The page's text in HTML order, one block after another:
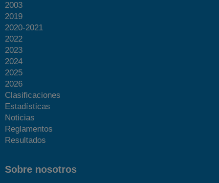
2003
2019
2020-2021
2022
2023
2024
2025
2026
Clasificaciones
Estadísticas
Noticias
Reglamentos
Resultados
Sobre nosotros